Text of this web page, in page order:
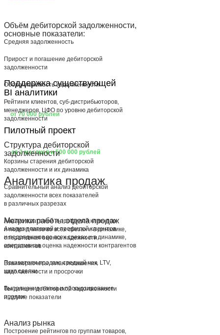
Поддержка существующей
BI аналитики
от 70 000 рублей
Пилотный проект
от 2 месяцев и 500 000 рублей
Объём дебиторской задолженности,
основные показатели:
Средняя задолженность
Прирост и погашение дебиторской
задолженности
Оборачиваемость задолженности
Рейтинги клиентов, суб-дистрибьюторов,
менеджеров, ЦФО по уровню дебиторской
задолженности
Структура дебиторской
задолженности
Корзины старения дебиторской
задолженности и их динамика
Сравнительный анализ дебиторской
задолженности всех показателей
в различных разрезах
Анализ платежей и профилей клиентов
и подрядчиков во всех срезах и в динамике,
оперативная оценка надежности
контрагентов
Взаиморасчеты, план погашения
задолженности и просрочки
Тенденции дебиторской задолженности
и другие показатели
Аналитика продаж
Метрики работы отдела продаж
Анализ платежей и профилей клиентов
и подрядчиков во всех срезах и в динамике,
оперативная оценка надежности контрагентов
Показатели продаж: средний чек, LTV,
цикл сделки
Выполнение плана и прогнозирование
продаж
Анализ рынка
Построение рейтингов по группам товаров,